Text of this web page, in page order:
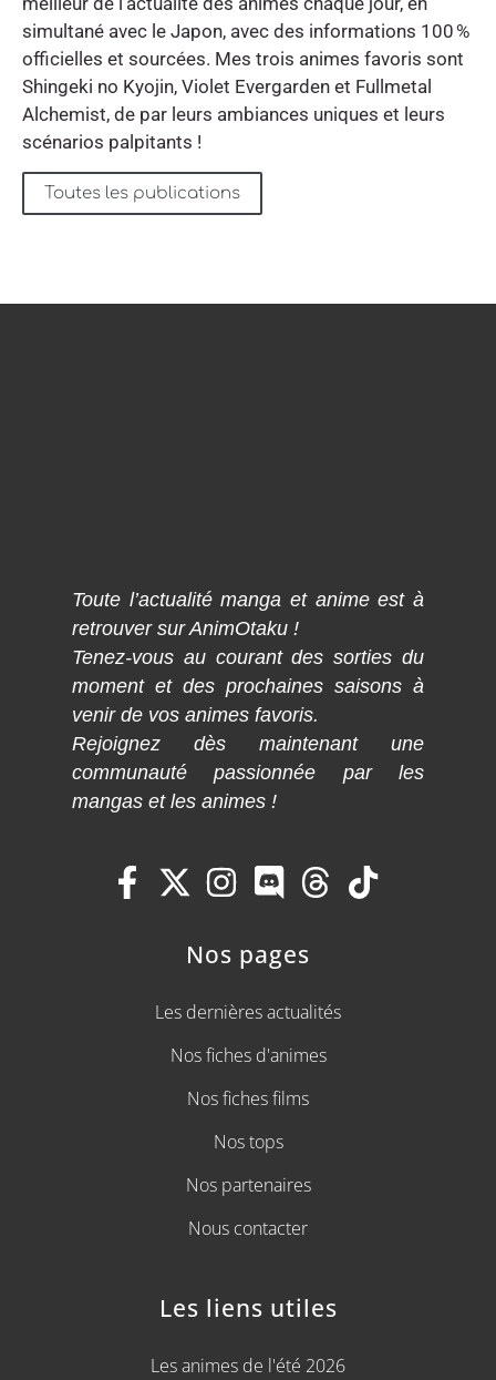
simultané avec le Japon, avec des informations 100 %
officielles et sourcées. Mes trois animes favoris sont
Shingeki no Kyojin, Violet Evergarden et Fullmetal
Alchemist, de par leurs ambiances uniques et leurs
scénarios palpitants !
Toutes les publications
Toute l’actualité manga et anime est à
retrouver sur AnimOtaku !
Tenez-vous au courant des sorties du
moment et des prochaines saisons à
venir de vos animes favoris.
Rejoignez dès maintenant une
communauté passionnée par les
mangas et les animes !
Nos pages
Les dernières actualités
Nos fiches d'animes
Nos fiches films
Nos tops
Nos partenaires
Nous contacter
Les liens utiles
Les animes de l'été 2026